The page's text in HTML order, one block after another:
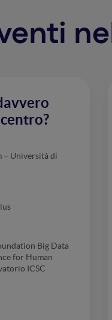
– Università di
Big Data
for Human
ICSC